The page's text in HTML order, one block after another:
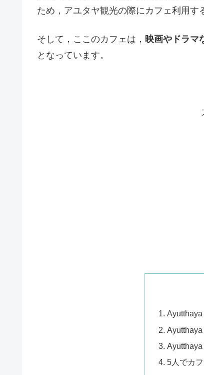
ため，アユタヤ観光の際にカフェ利用す
そして，ここのカフェは， 映画やドラマ
となっています。
Ayutthaya
5人でカ